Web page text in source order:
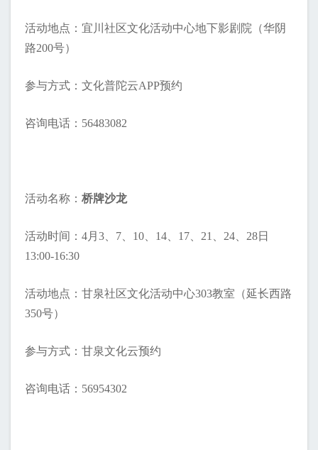
活动地点：宜川社区文化活动中心地下影剧院（华阴
路200号）
参与方式：文化普陀云APP预约
咨询电话：56483082
活动名称： 桥牌沙龙
活动时间：4月3、7、10、14、17、21、24、28日
13:00-16:30
活动地点：甘泉社区文化活动中心303教室（延长西路
350号）
参与方式：甘泉文化云预约
咨询电话：56954302